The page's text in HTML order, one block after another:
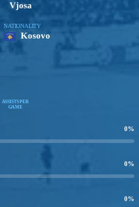
Vjosa
NATIONALITY
Kosovo
ASSISTS PER
GAME
0%
0%
0%